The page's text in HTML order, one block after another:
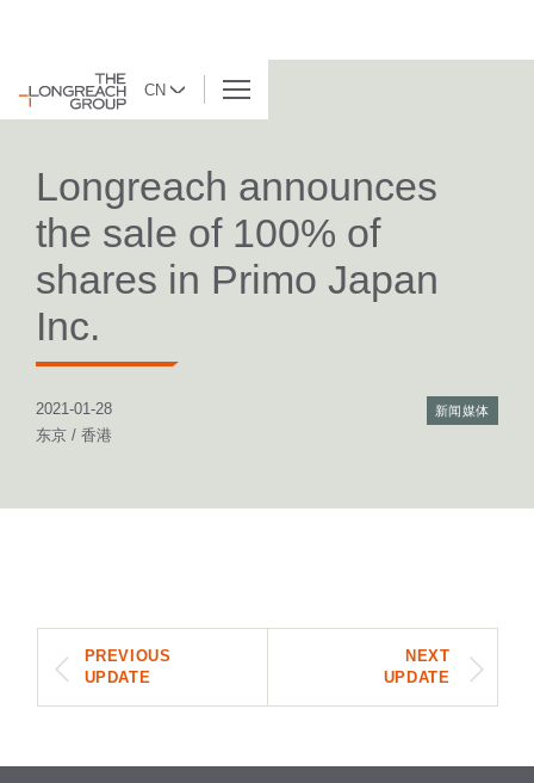
CN
返回列表
Longreach announces
the sale of 100% of
shares in Primo Japan
Inc.
2021-01-28
东京 / 香港
新闻媒体
PREVIOUS
UPDATE
NEXT
UPDATE